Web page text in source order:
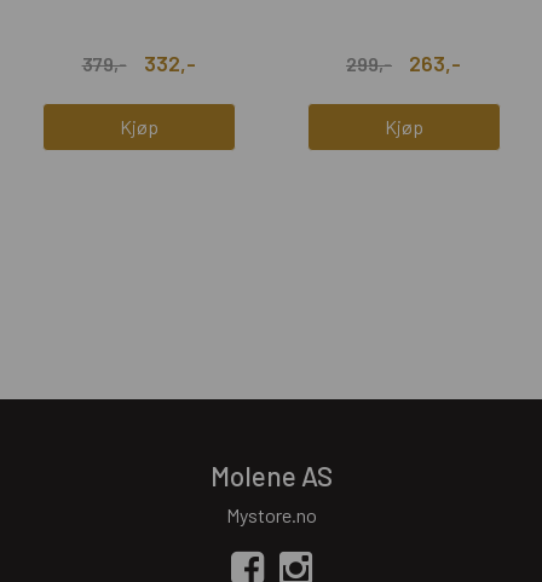
379,- 332,-
Kjøp
299,- 263,-
Kjøp
Molene AS
Mystore.no